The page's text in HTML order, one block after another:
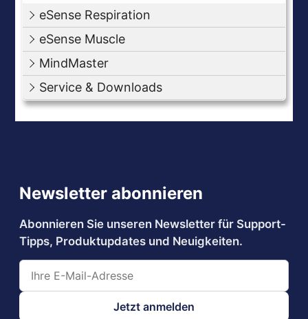
eSense Respiration
eSense Muscle
MindMaster
Service & Downloads